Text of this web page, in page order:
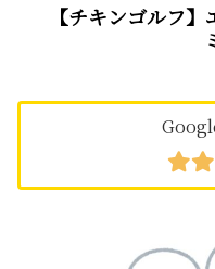
【チキンゴルフ